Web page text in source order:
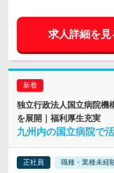
求人詳細を見
独立行政法人国立病院機
を展開｜福利厚生充実
九州内の国立病院で
正社員 職種・業種未経